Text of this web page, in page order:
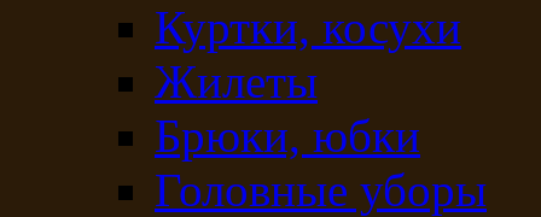
Куртки, косухи
Жилеты
Брюки, юбки
Головные уборы